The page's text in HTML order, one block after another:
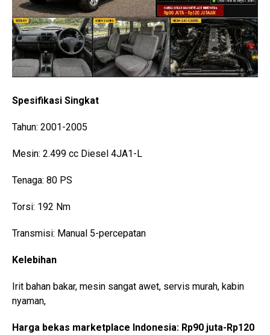
Spesifikasi Singkat
Tahun: 2001-2005
Mesin: 2.499 cc Diesel 4JA1-L
Tenaga: 80 PS
Torsi: 192 Nm
Transmisi: Manual 5-percepatan
Kelebihan
Irit bahan bakar, mesin sangat awet, servis murah, kabin
nyaman,
Harga bekas marketplace Indonesia: Rp90 juta-Rp120